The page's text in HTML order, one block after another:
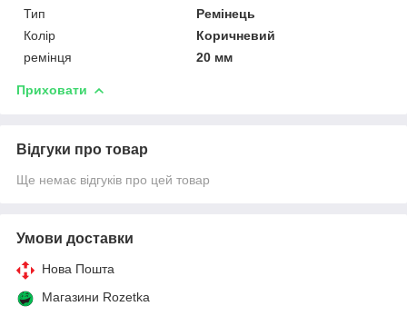
Тип
Ремінець
Колір
Коричневий
ремінця
20 мм
Приховати
Відгуки про товар
Ще немає відгуків про цей товар
Умови доставки
Нова Пошта
Магазини Rozetka